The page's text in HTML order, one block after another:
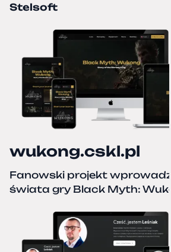
Stelsoft
wukong.cskl.pl
Fanowski projekt
świata gry Black Myth: